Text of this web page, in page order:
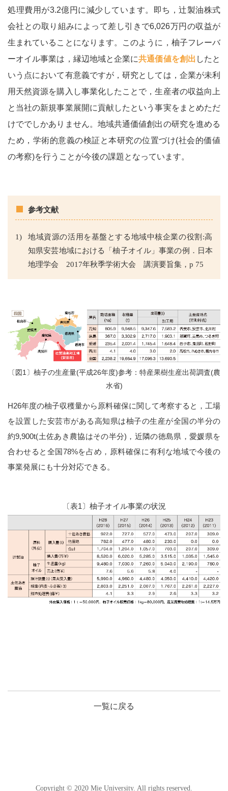
処理費用が3.2億円に減少しています。即ち，辻製油株式
会社との取り組みによって差し引きで6,026万円の収益が
生まれていることになります。このように，柚子フレーバ
ーオイル事業は，縁辺地域と企業に共通価値を創出 したと
いう点において有意義ですが，研究としては，企業が未利
用天然資源を購入し事業化したことで，生産者の収益向上
と当社の新規事業展開に貢献したという事実をまとめただ
けででしかありません。地域共通価値創出の研究を進める
ため，学術的意義の検証と本研究の位置づけ(社会的価値
の考察)を行うことが今後の課題となっています。
参考文献
地域資源の活用を基盤とする地域中核企業の役割:高
知県安芸地域における「柚子オイル」事業の例．日本
地理学会 2017年秋季学術大会 講演要旨集，p 75
〔図1〕柚子の生産量(平成26年度)参考：特産果樹生産出荷調査(農
水省)
H26年度の柚子収穫量から原料確保に関して考察すると，工場
を設置した安芸市がある高知県は柚子の生産が全国の半分の
約9,900t(土佐あき農協はその半分)，近隣の徳島県，愛媛県を
合わせると全国78%を占め，原料確保に有利な地域で今後の
事業発展にも十分対応できる。
〔表1〕柚子オイル事業の状況
一覧に戻る
Copyright © 2020 Mie University. All rights reserved.